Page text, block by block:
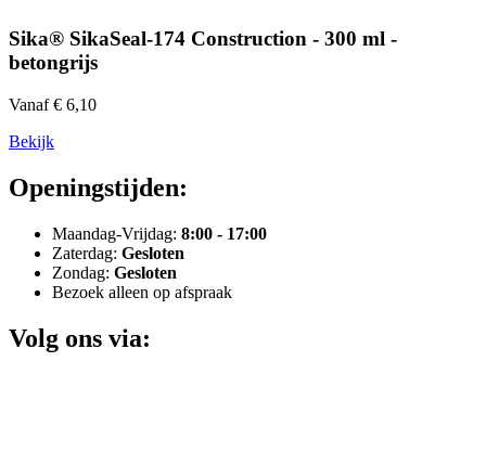
Sika® SikaSeal-174 Construction - 300 ml -
betongrijs
Vanaf € 6,10
Bekijk
Openingstijden:
Maandag-Vrijdag: 8:00 - 17:00
Zaterdag: Gesloten
Zondag: Gesloten
Bezoek alleen op afspraak
Volg ons via: